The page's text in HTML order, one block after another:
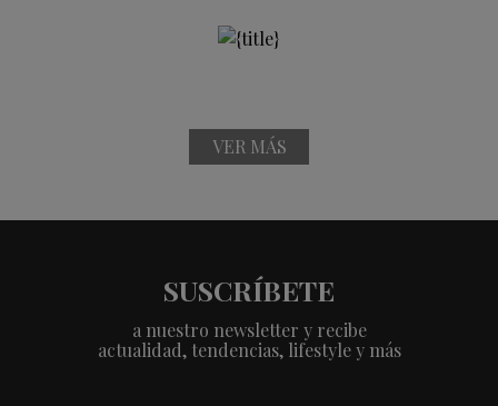
VER MÁS
SUSCRÍBETE
a nuestro newsletter y recibe
actualidad, tendencias, lifestyle y más